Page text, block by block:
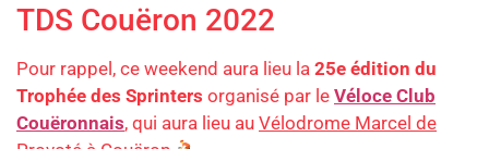
TDS Couëron 2022
Pour rappel, ce weekend aura lieu la 25e édition du
Trophée des Sprinters organisé par le Véloce Club
Couëronnais, qui aura lieu au Vélodrome Marcel de